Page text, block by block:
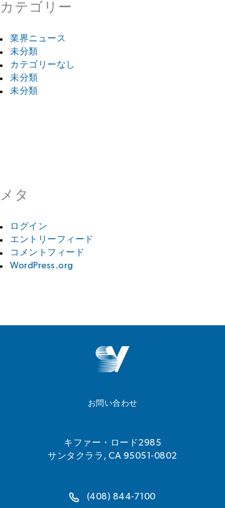
カテゴリー
業界ニュース
未分類
カテゴリーなし
未分類
未分類
メタ
ログイン
エントリーフィード
コメントフィード
WordPress.org
お問い合わせ
キファー・ロード2985
サンタクララ, CA 95051-0802
(408) 844-7100